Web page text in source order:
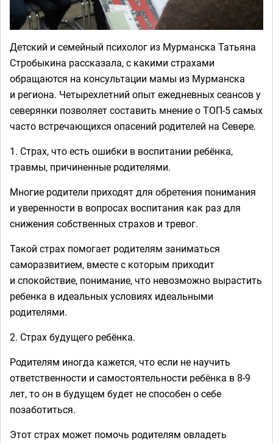
Детский и семейный психолог из Мурманска Татьяна
Стробыкина рассказала, с какими страхами
обращаются на консультации мамы из Мурманска
и региона. Четырехлетний опыт ежедневных сеансов у
северянки позволяет составить мнение о ТОП-5 самых
часто встречающихся опасений родителей на Севере.
1. Страх, что есть ошибки в воспитании ребёнка,
травмы, причиненные родителями.
Многие родители приходят для обретения понимания
и уверенности в вопросах воспитания как раз для
снижения собственных страхов и тревог.
Такой страх помогает родителям заниматься
саморазвитием, вместе с которым приходит
и спокойствие, понимание, что невозможно вырастить
ребенка в идеальных условиях идеальными
родителями.
2. Страх будущего ребёнка.
Родителям иногда кажется, что если не научить
ответственности и самостоятельности ребёнка в 8-9
лет, то он в будущем будет не способен о себе
позаботиться.
Этот страх может помочь родителям овладеть